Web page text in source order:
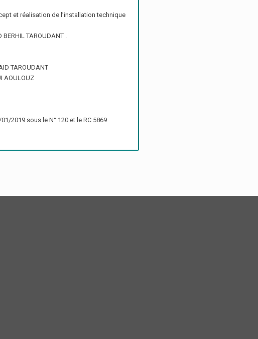
et réalisation de l’installation technique
TAROUDANT .
TAROUDANT
AOULOUZ
2019 sous le N° 120 et le RC 5869